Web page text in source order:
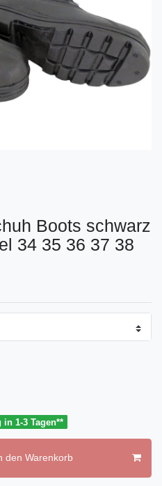
Boots schwarz
34 35 36 37 38
1-3 Tagen**
den Warenkorb